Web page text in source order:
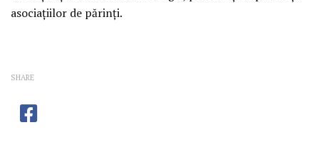
asociaţiilor de părinţi.
SHARE